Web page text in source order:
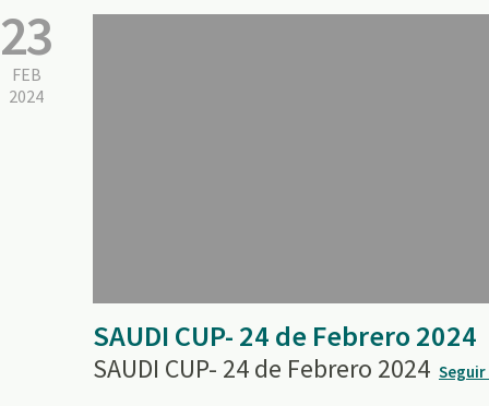
23
FEB
2024
SAUDI CUP- 24 de Febrero 2024
SAUDI CUP- 24 de Febrero 2024